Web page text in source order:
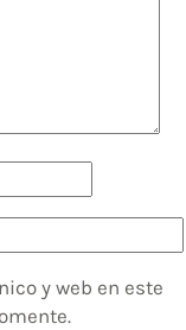
y web en este